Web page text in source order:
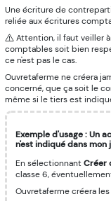
Une écriture de
reliée aux écritures
Attention, il faut veiller
comptables soit bien
ce n'est pas le cas.
Ouvretaferme ne créera
concerné, que ça soit le
même si le tiers est
Exemple d'usage : Un
n'est indiqué dans mon
En sélectionnantCréer
classe 6,
Ouvretaferme créera